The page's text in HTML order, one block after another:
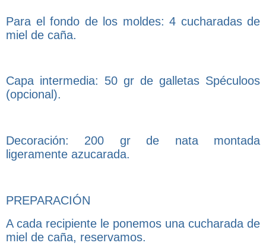
Para el fondo de los moldes: 4 cucharadas de
miel de caña.
Capa intermedia: 50 gr de galletas Spéculoos
(opcional).
Decoración: 200 gr de nata montada
ligeramente azucarada.
PREPARACIÓN
A cada recipiente le ponemos una cucharada de
miel de caña, reservamos.